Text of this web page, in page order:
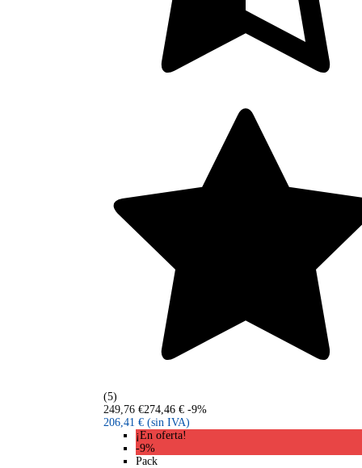
(5)
249,76 €274,46 € -9%
206,41 € (sin IVA)
¡En oferta!
-9%
Pack